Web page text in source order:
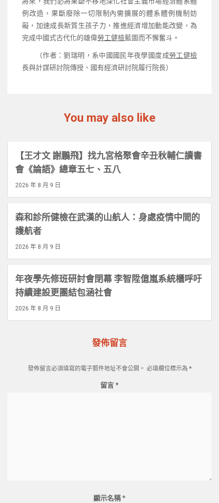
例改造，果斷廢除一切限制內需擴展的體系體例機制妨
礙，加速成長新質生孩子力，推進經濟增加動能改變，為
完成中國式古代化的雄偉勞工健檢藍圖而不懈奮斗。
（作者：劉瑞明，系中國國民年夜學國度成勞工健檢
長與計謀研討院傳授、國有經濟研討院履行院長）
You may also like
【王才文 謝鵬飛】找九宮格聚會辛丑秋輔仁讀書
會《論語》總章五七、五八
2026 年 8 月 9 日
森和診所健檢在武漢的山航人：身處疫情中間的
護航者
2026 年 8 月 9 日
年夜學先修班研討會閉幕 李智陞億嵐系統櫃呼吁
持續建設更團結包涵社會
2026 年 8 月 9 日
發佈留言
發佈留言必須填寫的電子郵件地址不會公開。 必填欄位標示為 *
留言*
顯示名稱*